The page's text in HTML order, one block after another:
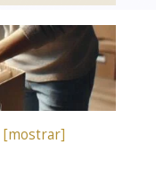
[mostrar]